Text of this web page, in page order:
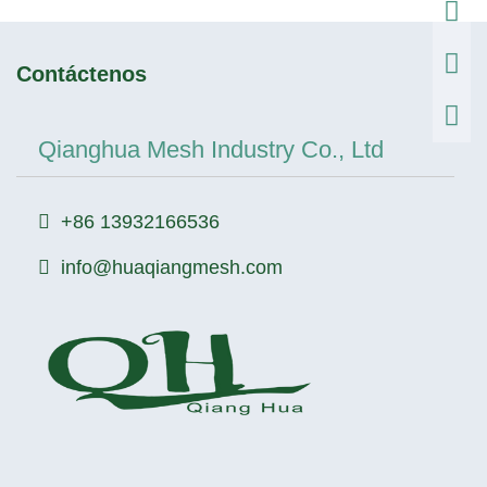
Contáctenos
Qianghua Mesh Industry Co., Ltd
+86 13932166536
info@huaqiangmesh.com